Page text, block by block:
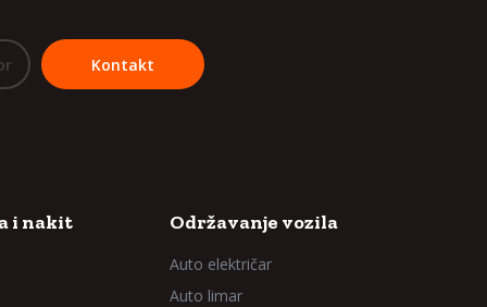
Kontakt
i nakit Održavanje vozila
Auto električar
Auto limar